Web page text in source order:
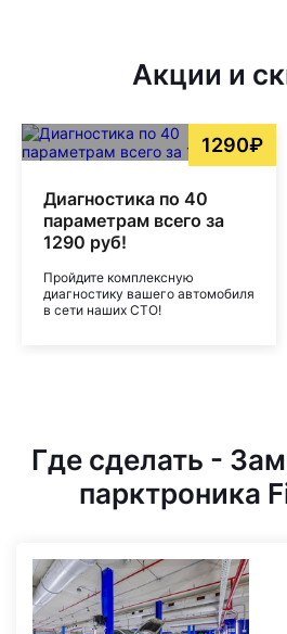
Акции и
1290₽
Диагностика по 40
параметрам всего за
1290 руб!
Пройдите комплексную
диагностику вашего автомобиля
в сети наших СТО!
Где сделать -
парктроника